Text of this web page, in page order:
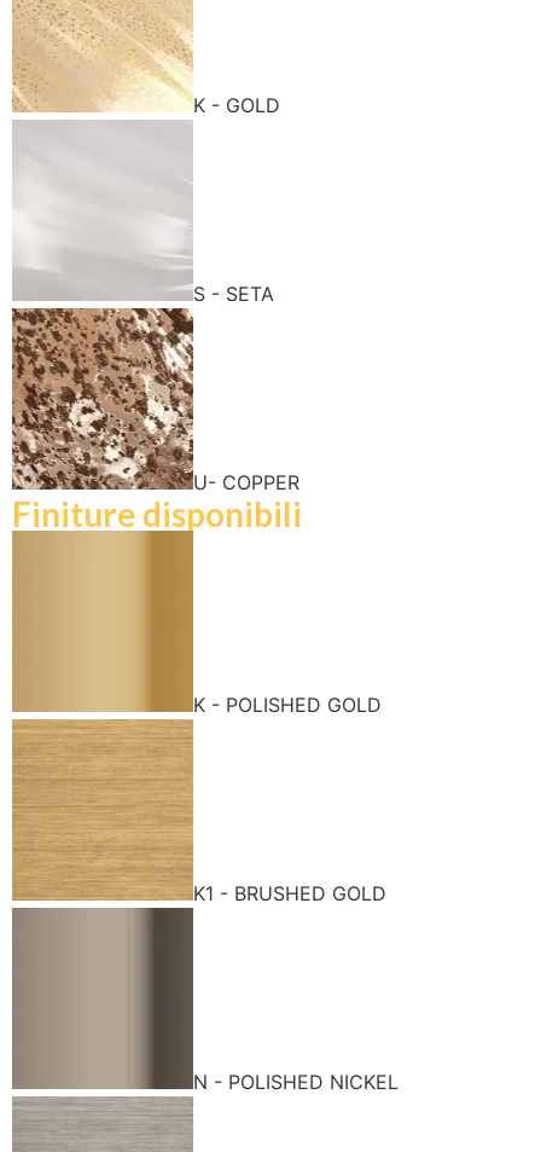
K - GOLD
S - SETA
U- COPPER
Finiture disponibili
K - POLISHED GOLD
K1 - BRUSHED GOLD
N - POLISHED NICKEL